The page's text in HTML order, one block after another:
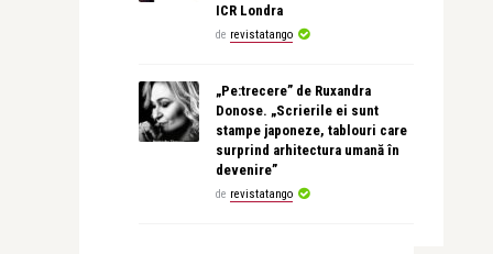
ICR Londra
de revistatango
„Pe:trecere” de Ruxandra
Donose. „Scrierile ei sunt
stampe japoneze, tablouri care
surprind arhitectura umană în
devenire”
de revistatango